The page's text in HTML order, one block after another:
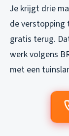
Je krijgt drie
de verstopping
gratis terug.
werk volgens
met een